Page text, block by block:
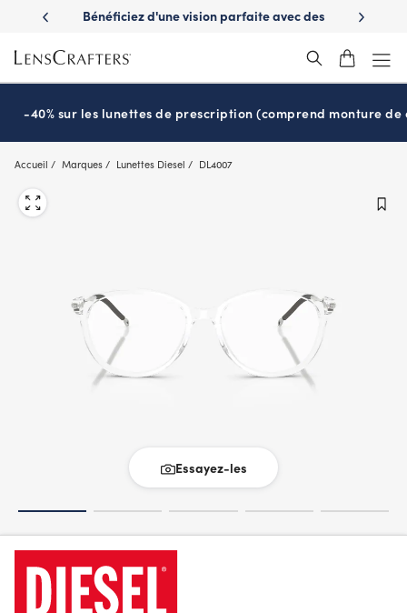
main
content
avantages
Bénéficiez d'une vision parfaite avec des
Prêt pour
-40% sur les lunettes de prescription (comprend monture de
Accueil Marques Lunettes Diesel DL4007
Essayez-les